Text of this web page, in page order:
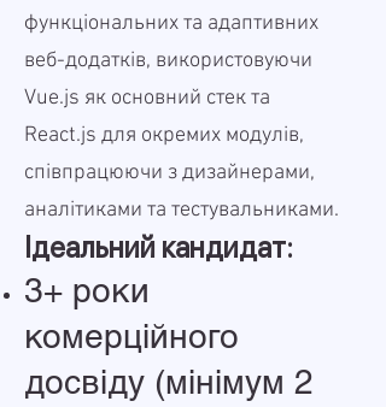
функціональних та адаптивних
веб-додатків, використовуючи
Vue.js як основний стек та
React.js для окремих модулів,
співпрацюючи з дизайнерами,
аналітиками та тестувальниками.
Ідеальний кандидат:
3+ роки
комерційного
досвіду (мінімум 2